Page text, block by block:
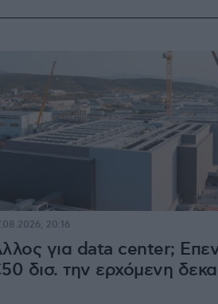
για data center;
δισ. την ερχόμενη
20:16